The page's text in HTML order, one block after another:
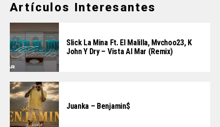
Artículos Interesantes
Slick La Mina Ft. El Malilla, Mvchoo23, K
John Y Dry – Vista Al Mar (Remix)
Juanka – Benjamin$